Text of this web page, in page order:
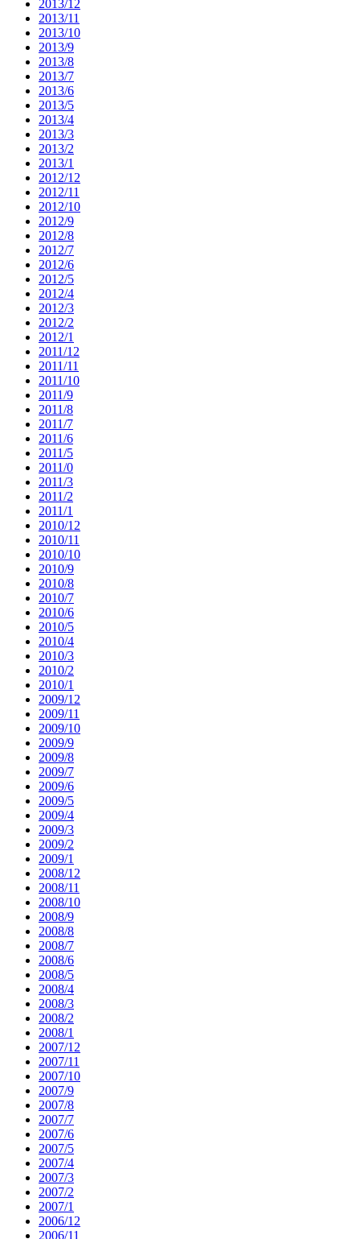
2013/12
2013/11
2013/10
2013/9
2013/8
2013/7
2013/6
2013/5
2013/4
2013/3
2013/2
2013/1
2012/12
2012/11
2012/10
2012/9
2012/8
2012/7
2012/6
2012/5
2012/4
2012/3
2012/2
2012/1
2011/12
2011/11
2011/10
2011/9
2011/8
2011/7
2011/6
2011/5
2011/0
2011/3
2011/2
2011/1
2010/12
2010/11
2010/10
2010/9
2010/8
2010/7
2010/6
2010/5
2010/4
2010/3
2010/2
2010/1
2009/12
2009/11
2009/10
2009/9
2009/8
2009/7
2009/6
2009/5
2009/4
2009/3
2009/2
2009/1
2008/12
2008/11
2008/10
2008/9
2008/8
2008/7
2008/6
2008/5
2008/4
2008/3
2008/2
2008/1
2007/12
2007/11
2007/10
2007/9
2007/8
2007/7
2007/6
2007/5
2007/4
2007/3
2007/2
2007/1
2006/12
2006/11